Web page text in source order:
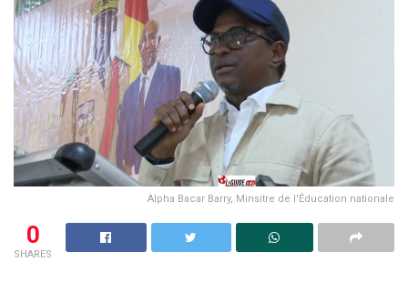
Alpha Bacar Barry, Minsitre de l'Éducation nationale
0
SHARES